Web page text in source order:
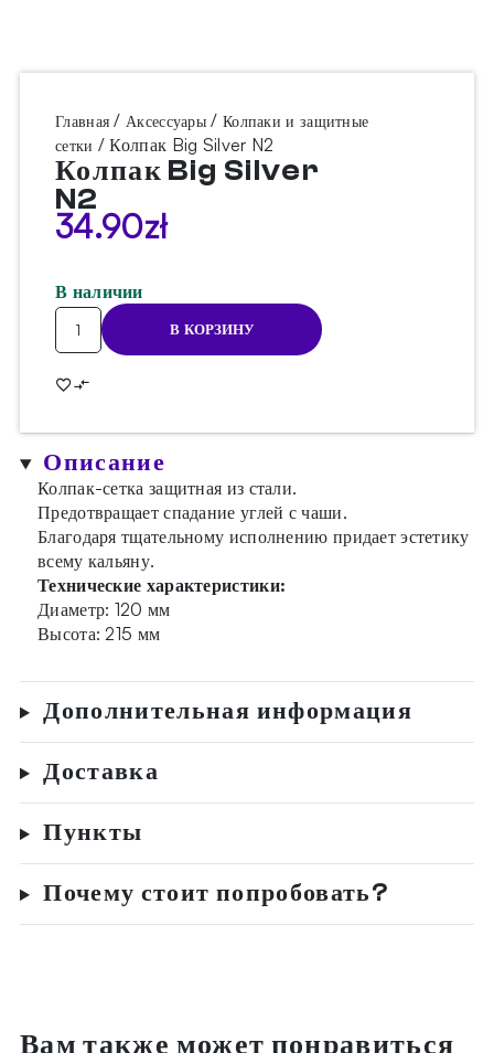
Главная /Аксессуары / Колпаки и защитные
сетки / Колпак Big Silver N2
Колпак Big Silver
N2
34.90zł
В наличии
Количество
товара
Big
N2
В КОРЗИНУ
Описание
Колпак-сетка защитная из стали.
Предотвращает спадание углей с чаши.
Благодаря тщательному исполнению придает эстетику
всему кальяну.
Технические характеристики:
Диаметр: 120 мм
Высота: 215 мм
Дополнительная информация
Доставка
Пункты
Почему стоит попробовать?
Вам также может понравиться